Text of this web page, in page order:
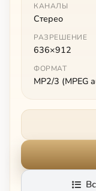
КАНАЛЫ
Стерео
РАЗРЕШЕНИЕ
636×912
ФОРМАТ
MP2/3 (MPEG